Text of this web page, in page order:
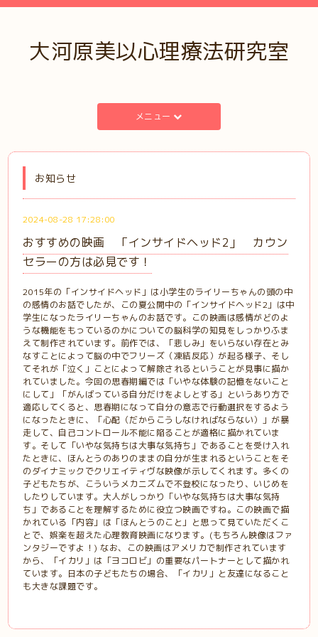
大河原美以心理療法研究室
メニュー
お知らせ
2024-08-28 17:28:00
おすすめの映画 「インサイドヘッド2」 カウン
セラーの方は必見です！
2015年の「インサイドヘッド」は小学生のライリーちゃんの頭の中
の感情のお話でしたが、この夏公開中の「インサイドヘッド2」は中
学生になったライリーちゃんのお話です。この映画は感情がどのよ
うな機能をもっているのかについての脳科学の知見をしっかりふま
えて制作されています。前作では、「悲しみ」をいらない存在とみ
なすことによって脳の中でフリーズ（凍結反応）が起る様子、そし
てそれが「泣く」ことによって解除されるということが見事に描か
れていました。今回の思春期編では「いやな体験の記憶をないこと
にして」「がんばっている自分だけをよしとする」というあり方で
適応してくると、思春期になって自分の意志で行動選択をするよう
になったときに、「心配（だからこうしなければならない）」が暴
走して、自己コントロール不能に陥ることが適格に描かれていま
す。そして「いやな気持ちは大事な気持ち」であることを受け入れ
たときに、ほんとうのありのままの自分が生まれるということをそ
のダイナミックでクリエイティヴな映像が示してくれます。多くの
子どもたちが、こういうメカニズムで不登校になったり、いじめを
したりしています。大人がしっかり「いやな気持ちは大事な気持
ち」であることを理解するために役立つ映画ですね。この映画で描
かれている「内容」は「ほんとうのこと」と思って見ていただくこ
とで、娯楽を超えた心理教育映画になります。(もちろん映像はファ
ンタジーですよ！) なお、この映画はアメリカで制作されています
から、「イカリ」は「ヨコロビ」の重要なパートナーとして描かれ
ています。日本の子どもたちの場合、「イカリ」と友達になること
も大きな課題です。